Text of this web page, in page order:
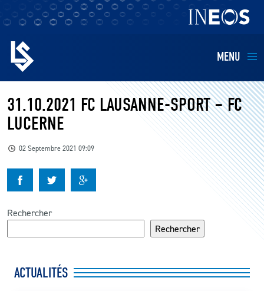
MENU
EQUIPES
BILLETTERIE
KIDS
31.10.2021 FC LAUSANNE-SPORT – FC
LUCERNE
02 Septembre 2021 09:09
Rechercher
Rechercher
ACTUALITÉS